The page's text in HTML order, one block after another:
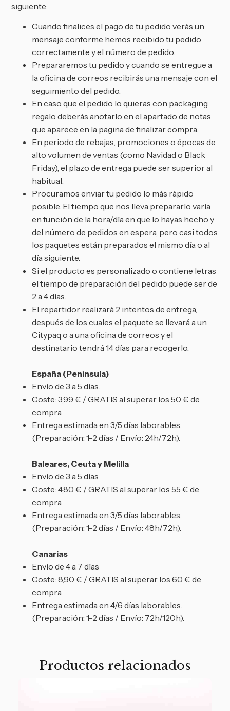
siguiente:
Cuando finalices el pago de tu pedido verás un
mensaje conforme hemos recibido tu pedido
correctamente y el número de pedido.
Prepararemos tu pedido y cuando se entregue a
la oficina de correos recibirás una mensaje con el
seguimiento del pedido.
En caso que el pedido lo quieras con packaging
regalo deberás anotarlo en el apartado de notas
que aparece en la pagina de finalizar compra.
En periodo de rebajas, promociones o épocas de
alto volumen de ventas (como Navidad o Black
Friday), el plazo de entrega puede ser superior al
habitual.
Procuramos enviar tu pedido lo más rápido
posible. El tiempo que nos lleva prepararlo varía
en función de la hora/día en que lo hayas hecho y
del número de pedidos en espera, pero casi todos
los paquetes están preparados el mismo día o al
día siguiente.
Si el producto es personalizado o contiene letras
el tiempo de preparación del pedido puede ser de
2 a 4 días.
El repartidor realizará 2 intentos de entrega,
después de los cuales el paquete se llevará a un
Citypaq o a una oficina de correos y el
destinatario tendrá 14 días para recogerlo.
España (Península)
Envío de 3 a 5 días.
Coste: 3,99 € / GRATIS al superar los 50 € de
compra.
Entrega estimada en 3/5 días laborables.
(Preparación: 1-2 días / Envío: 24h/72h).
Baleares, Ceuta y Melilla
Envío de 3 a 5 días
Coste: 4,80 € / GRATIS al superar los 55 € de
compra.
Entrega estimada en 3/5 días laborables.
(Preparación: 1-2 días / Envío: 48h/72h).
Canarias
Envío de 4 a 7 días
Coste: 8,90 € / GRATIS al superar los 60 € de
compra.
Entrega estimada en 4/6 días laborables.
(Preparación: 1-2 días / Envío: 72h/120h).
Productos relacionados